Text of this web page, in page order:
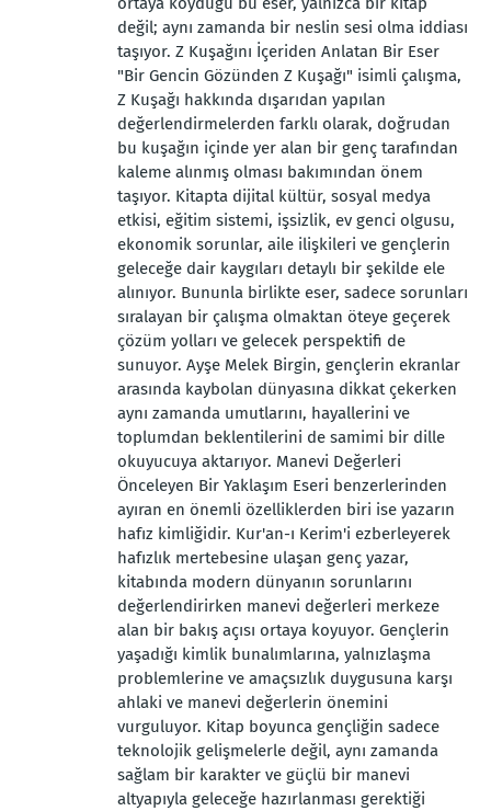
değil; aynı zamanda bir neslin sesi olma iddiası
taşıyor. Z Kuşağını İçeriden Anlatan Bir Eser
"Bir Gencin Gözünden Z Kuşağı" isimli çalışma,
Z Kuşağı hakkında dışarıdan yapılan
değerlendirmelerden farklı olarak, doğrudan
bu kuşağın içinde yer alan bir genç tarafından
kaleme alınmış olması bakımından önem
taşıyor. Kitapta dijital kültür, sosyal medya
etkisi, eğitim sistemi, işsizlik, ev genci olgusu,
ekonomik sorunlar, aile ilişkileri ve gençlerin
geleceğe dair kaygıları detaylı bir şekilde ele
alınıyor. Bununla birlikte eser, sadece sorunları
sıralayan bir çalışma olmaktan öteye geçerek
çözüm yolları ve gelecek perspektifi de
sunuyor. Ayşe Melek Birgin, gençlerin ekranlar
arasında kaybolan dünyasına dikkat çekerken
aynı zamanda umutlarını, hayallerini ve
toplumdan beklentilerini de samimi bir dille
okuyucuya aktarıyor. Manevi Değerleri
Önceleyen Bir Yaklaşım Eseri benzerlerinden
ayıran en önemli özelliklerden biri ise yazarın
hafız kimliğidir. Kur'an-ı Kerim'i ezberleyerek
hafızlık mertebesine ulaşan genç yazar,
kitabında modern dünyanın sorunlarını
değerlendirirken manevi değerleri merkeze
alan bir bakış açısı ortaya koyuyor. Gençlerin
yaşadığı kimlik bunalımlarına, yalnızlaşma
problemlerine ve amaçsızlık duygusuna karşı
ahlaki ve manevi değerlerin önemini
vurguluyor. Kitap boyunca gençliğin sadece
teknolojik gelişmelerle değil, aynı zamanda
sağlam bir karakter ve güçlü bir manevi
altyapıyla geleceğe hazırlanması gerektiği